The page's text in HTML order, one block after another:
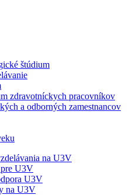
štúdium
zdravotníckych pracovníkov
a odborných zamestnancov
na U3V
U3V
U3V
na U3V